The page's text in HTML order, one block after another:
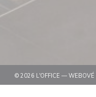
© 2026 L'OFFICE — WEBOVÉ